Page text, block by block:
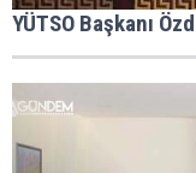
YÜTSO Başkanı